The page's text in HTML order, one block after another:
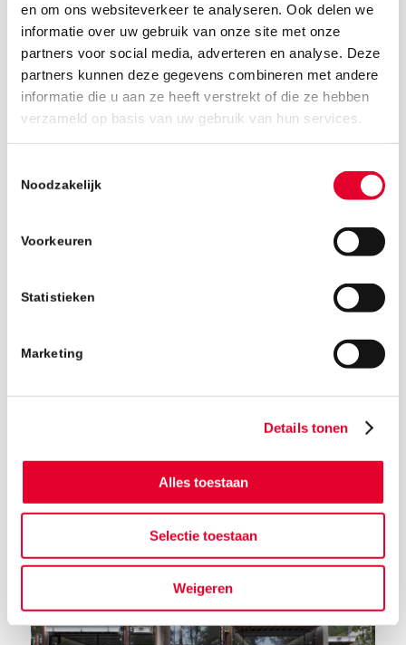
en om ons websiteverkeer te analyseren. Ook delen we
informatie over uw gebruik van onze site met onze
partners voor social media, adverteren en analyse. Deze
partners kunnen deze gegevens combineren met andere
informatie die u aan ze heeft verstrekt of die ze hebben
verzameld op basis van uw gebruik van hun services.
Noodzakelijk
Voorkeuren
Statistieken
Marketing
Details tonen
Alles toestaan
Selectie toestaan
Weigeren
11 september 2019